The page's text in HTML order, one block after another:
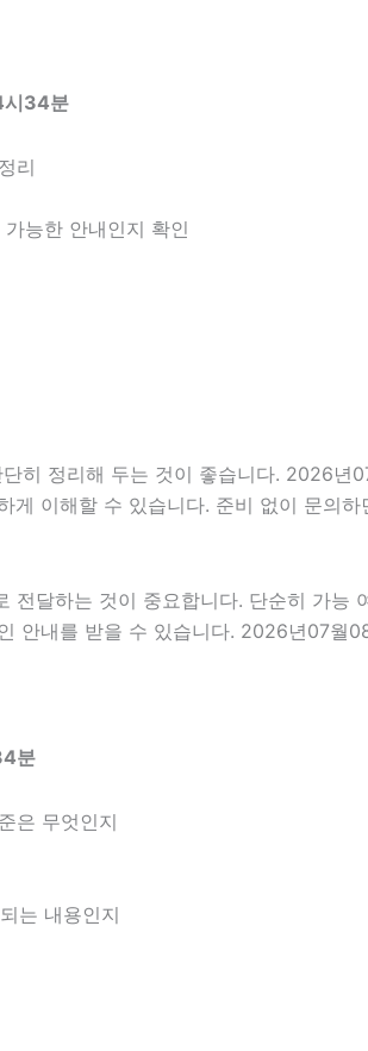
시34분
리
능한 안내인지 확인
히 정리해 두는 것이 좋습니다. 2026
이해할 수 있습니다. 준비 없이 문의
전달하는 것이 중요합니다. 단순히 가
안내를 받을 수 있습니다. 2026년07
분
은 무엇인지
는 내용인지